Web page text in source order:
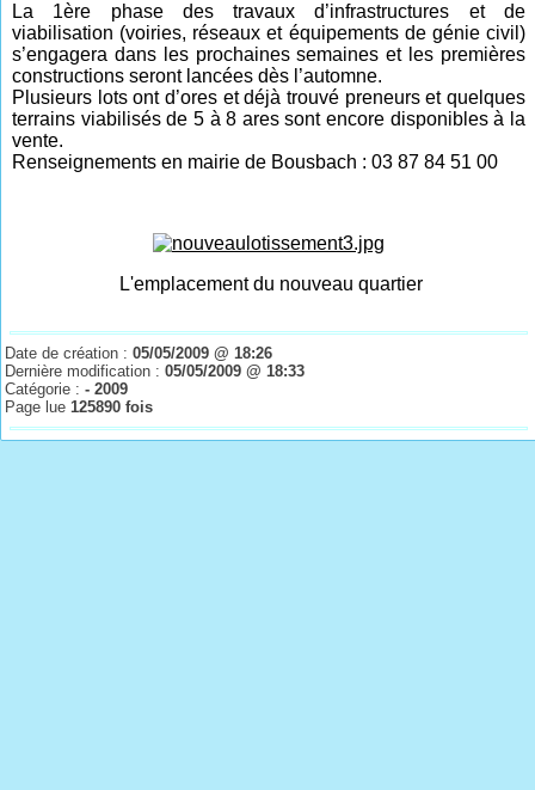
La 1ère phase des travaux d’infrastructures et de
viabilisation (voiries, réseaux et équipements de génie civil)
s’engagera dans les prochaines semaines et les premières
constructions seront lancées dès l’automne.
Plusieurs lots ont d’ores et déjà trouvé preneurs et quelques
terrains viabilisés de 5 à 8 ares sont encore disponibles à la
vente.
Renseignements en mairie de Bousbach : 03 87 84 51 00
L'emplacement du nouveau quartier
Date de création :05/05/2009 @ 18:26
Dernière modification :05/05/2009 @ 18:33
Catégorie :- 2009
Page lue125890 fois